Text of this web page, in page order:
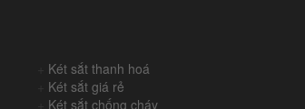
Két sắt thanh hoá
Két sắt giá rẻ
Két sắt chống cháy